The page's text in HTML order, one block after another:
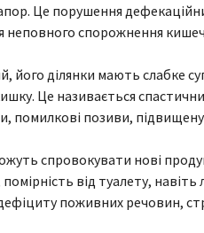
Це порушення
спорожнення
його ділянки мають слабке
Це називається
помилкові позиви,
спровокувати нові
від туалету, навіть
поживних речовин,